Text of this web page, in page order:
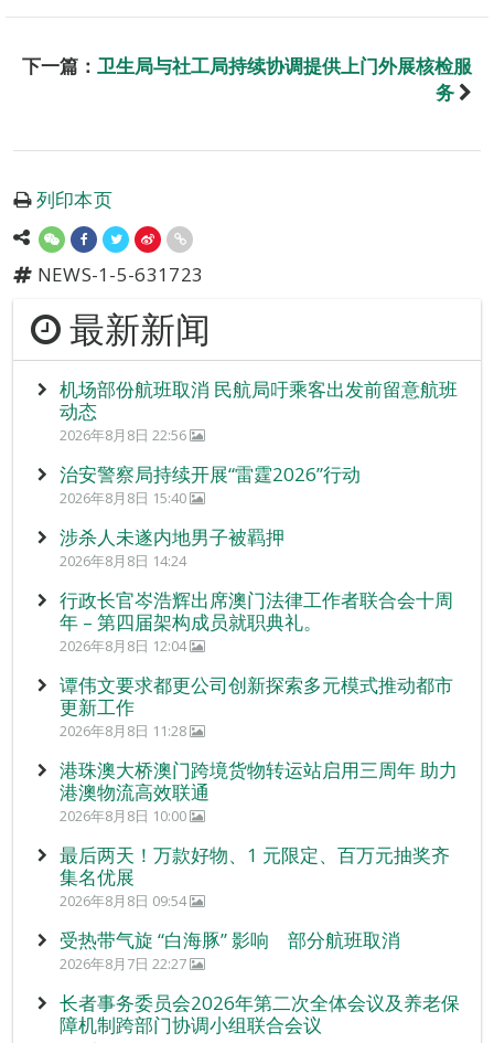
下一篇： 卫生局与社工局持续协调提供上门外展核检服
务
列印本页
NEWS-1-5-631723
最新新闻
机场部份航班取消 民航局吁乘客出发前留意航班
动态
2026年8月8日 22:56
治安警察局持续开展“雷霆2026”行动
2026年8月8日 15:40
涉杀人未遂内地男子被羁押
2026年8月8日 14:24
行政长官岑浩辉出席澳门法律工作者联合会十周
年 – 第四届架构成员就职典礼。
2026年8月8日 12:04
谭伟文要求都更公司创新探索多元模式推动都市
更新工作
2026年8月8日 11:28
港珠澳大桥澳门跨境货物转运站启用三周年 助力
港澳物流高效联通
2026年8月8日 10:00
最后两天！万款好物、1 元限定、百万元抽奖齐
集名优展
2026年8月8日 09:54
受热带气旋 “白海豚” 影响 部分航班取消
2026年8月7日 22:27
长者事务委员会2026年第二次全体会议及养老保
障机制跨部门协调小组联合会议